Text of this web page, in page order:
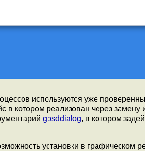
используются уже
в котором реализован через замену
gbsddialog, в котором
установки в графическом